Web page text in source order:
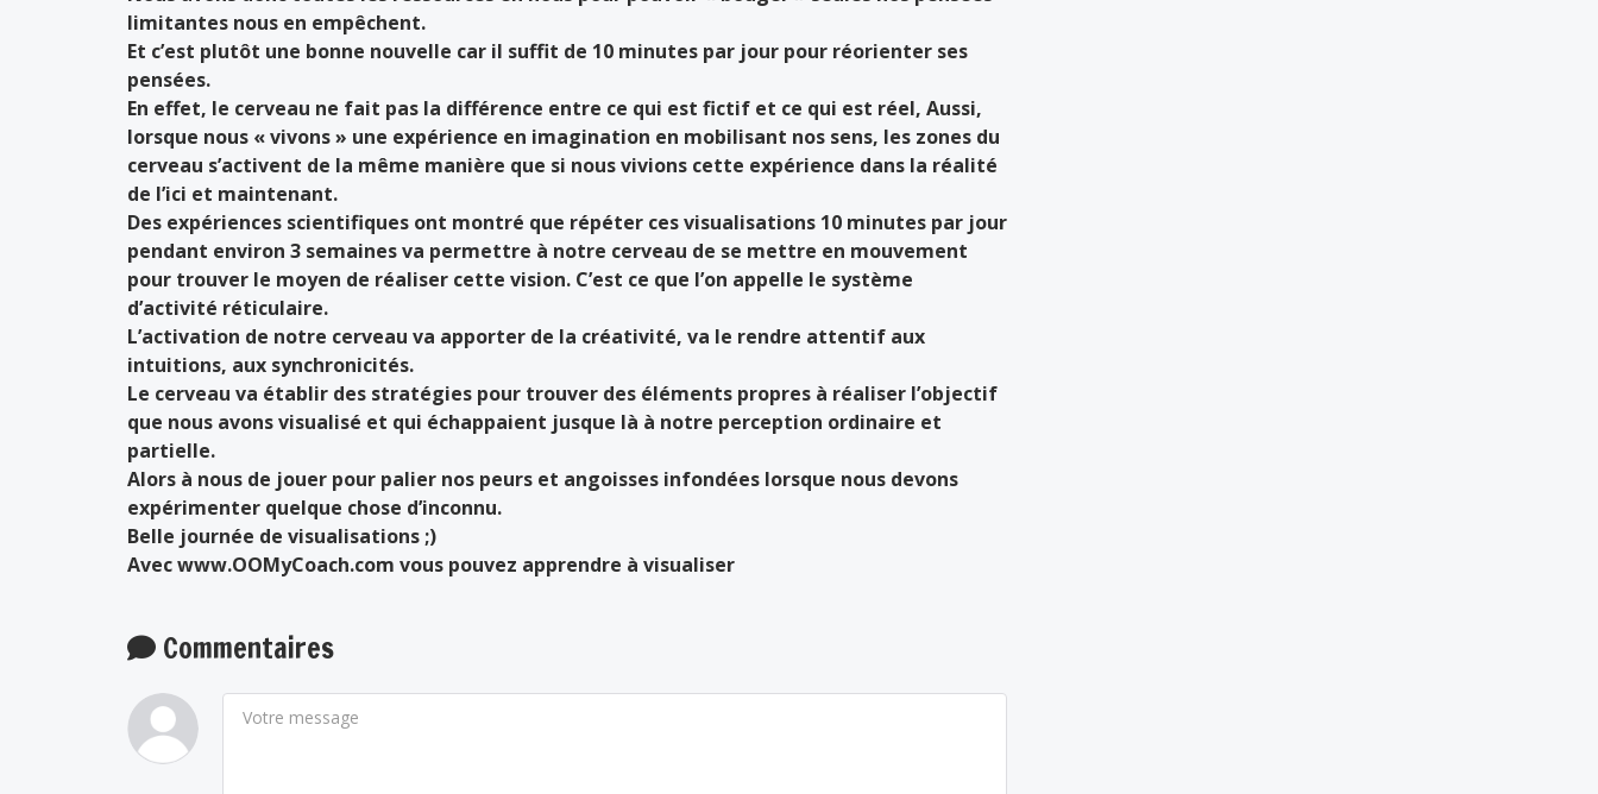
limitantes nous en empêchent.
Et c’est plutôt une bonne nouvelle car il suffit de 10 minutes par jour pour réorienter ses
pensées.
En effet, le cerveau ne fait pas la différence entre ce qui est fictif et ce qui est réel, Aussi,
lorsque nous « vivons » une expérience en imagination en mobilisant nos sens, les zones du
cerveau s’activent de la même manière que si nous vivions cette expérience dans la réalité
de l’ici et maintenant.
Des expériences scientifiques ont montré que répéter ces visualisations 10 minutes par jour
pendant environ 3 semaines va permettre à notre cerveau de se mettre en mouvement
pour trouver le moyen de réaliser cette vision. C’est ce que l’on appelle le système
d’activité réticulaire.
L’activation de notre cerveau va apporter de la créativité, va le rendre attentif aux
intuitions, aux synchronicités.
Le cerveau va établir des stratégies pour trouver des éléments propres à réaliser l’objectif
que nous avons visualisé et qui échappaient jusque là à notre perception ordinaire et
partielle.
Alors à nous de jouer pour palier nos peurs et angoisses infondées lorsque nous devons
expérimenter quelque chose d’inconnu.
Belle journée de visualisations ;)
Avec www.OOMyCoach.com vous pouvez apprendre à visualiser
Commentaires